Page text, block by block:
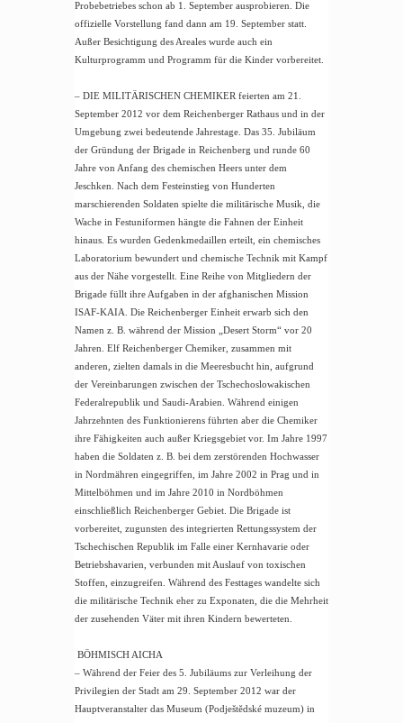
Probebetriebes schon ab 1. September ausprobieren. Die
offizielle Vorstellung fand dann am 19. September statt.
Außer Besichtigung des Areales wurde auch ein
Kulturprogramm und Programm für die Kinder vorbereitet.
– DIE MILITÄRISCHEN CHEMIKER feierten am 21.
September 2012 vor dem Reichenberger Rathaus und in der
Umgebung zwei bedeutende Jahrestage. Das 35. Jubiläum
der Gründung der Brigade in Reichenberg und runde 60
Jahre von Anfang des chemischen Heers unter dem
Jeschken. Nach dem Festeinstieg von Hunderten
marschierenden Soldaten spielte die militärische Musik, die
Wache in Festuniformen hängte die Fahnen der Einheit
hinaus. Es wurden Gedenkmedaillen erteilt, ein chemisches
Laboratorium bewundert und chemische Technik mit Kampf
aus der Nähe vorgestellt. Eine Reihe von Mitgliedern der
Brigade füllt ihre Aufgaben in der afghanischen Mission
ISAF-KAIA. Die Reichenberger Einheit erwarb sich den
Namen z. B. während der Mission „Desert Storm“ vor 20
Jahren. Elf Reichenberger Chemiker, zusammen mit
anderen, zielten damals in die Meeresbucht hin, aufgrund
der Vereinbarungen zwischen der Tschechoslowakischen
Federalrepublik und Saudi-Arabien. Während einigen
Jahrzehnten des Funktionierens führten aber die Chemiker
ihre Fähigkeiten auch außer Kriegsgebiet vor. Im Jahre 1997
haben die Soldaten z. B. bei dem zerstörenden Hochwasser
in Nordmähren eingegriffen, im Jahre 2002 in Prag und in
Mittelböhmen und im Jahre 2010 in Nordböhmen
einschließlich Reichenberger Gebiet. Die Brigade ist
vorbereitet, zugunsten des integrierten Rettungssystem der
Tschechischen Republik im Falle einer Kernhavarie oder
Betriebshavarien, verbunden mit Auslauf von toxischen
Stoffen, einzugreifen. Während des Festtages wandelte sich
die militärische Technik eher zu Exponaten, die die Mehrheit
der zusehenden Väter mit ihren Kindern bewerteten.
BÖHMISCH AICHA
– Während der Feier des 5. Jubiläums zur Verleihung der
Privilegien der Stadt am 29. September 2012 war der
Hauptveranstalter das Museum (Podještědské muzeum) in